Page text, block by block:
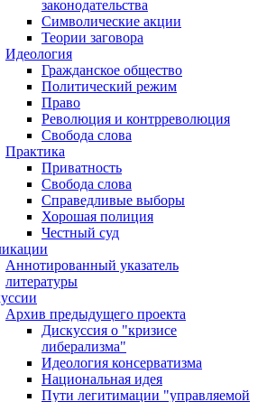
законодательства
Символические акции
Теории заговора
Идеология
Гражданское общество
Политический режим
Право
Революция и контрреволюция
Свобода слова
Практика
Приватность
Свобода слова
Справедливые выборы
Хорошая полиция
Честный суд
Аннотированный указатель
литературы
Архив предыдущего проекта
Дискуссия о "кризисе
либерализма"
Идеология консерватизма
Национальная идея
Пути легитимации "управляемой